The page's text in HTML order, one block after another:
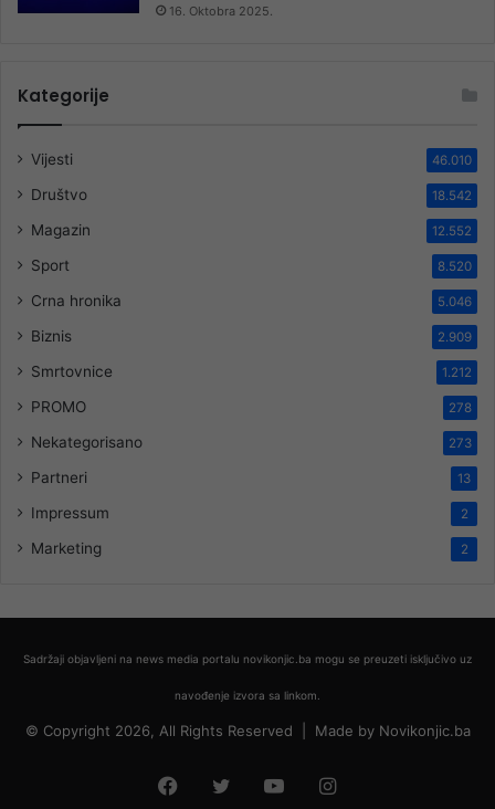
16. Oktobra 2025.
Kategorije
Vijesti 46.010
Društvo 18.542
Magazin 12.552
Sport 8.520
Crna hronika 5.046
Biznis 2.909
Smrtovnice 1.212
PROMO 278
Nekategorisano 273
Partneri 13
Impressum 2
Marketing 2
Sadržaji objavljeni na news media portalu novikonjic.ba mogu se preuzeti isključivo uz
navođenje izvora sa linkom.
© Copyright 2026, All Rights Reserved | Made by Novikonjic.ba
Facebook
TwitterYouTubeInstagram